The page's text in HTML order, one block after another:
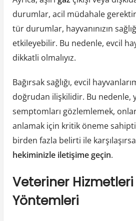
durumlar, acil müdahale
tür durumlar, hayvanınızın
etkileyebilir. Bu nedenle, evcil
dikkatli olmalıyız.
Bağırsak sağlığı, evcil
doğrudan ilişkilidir. Bu nedenle,
semptomları gözlemlemek,
anlamak için kritik öneme
birden fazla belirti ile
hekiminizle iletişime geçin.
Veteriner
Yöntemleri